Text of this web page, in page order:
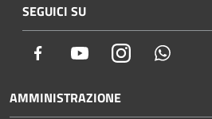
SEGUICI SU
Facebook YoutubeInstagram
AMMINISTRAZIONE